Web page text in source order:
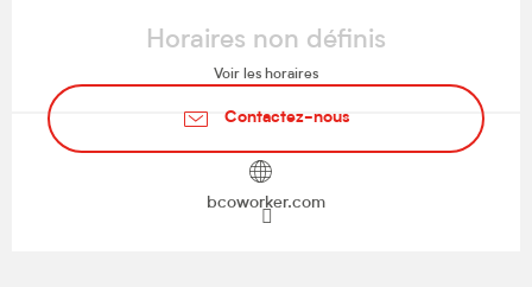
Horaires non définis
Voir les horaires
Contactez-nous
bcoworker.com